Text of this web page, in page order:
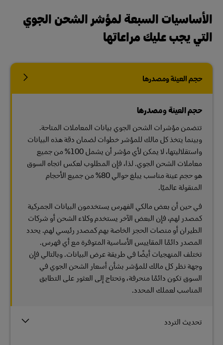
الأساسيات السبعة لمؤشر الشحن الجوي
التي يجب عليك مراعاتها
حجم العينة ومصدرها
تحديث التردد
حجم العينة ومصدرها
تتضمن مؤشرات الشحن الجوي بيانات المعاملات المتاحة.
وبينما يتخذ كل مالك للمؤشر خطوات لضمان دقة هذه البيانات
واستقلاليتها، لا يمكن لأي مؤشر أن يشمل 100% من جميع
معاملات الشحن الجوي. لذا، فإن المطلوب لعكس اتجاه السوق
هو حجم عينة مناسب يبلغ حوالي 80% من جميع الأحجام
المنقولة عالميًا.
في حين أن بعض مالكي الفهرس يستخدمون البيانات الجمركية
كمصدر لهم، فإن البعض الآخر يستخدم وكلاء الشحن أو شركات
الطيران أو منصات الحجز الخاصة بهم كمصدر رئيسي لهم. يحدد
المصدر دائمًا المقاييس الأساسية المتوفرة مع أي فهرس.
تختلف المنهجيات أيضًا في طريقة عرض البيانات. وبالتالي فإن
وجهة نظر كل مالك للمؤشر بشأن أسعار الشحن الجوي في
السوق تكون دائمًا منحرفة، وتحتاج إلى العثور على التطابق
المناسب لعملك المحدد.